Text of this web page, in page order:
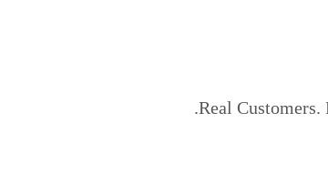
Real Customers.